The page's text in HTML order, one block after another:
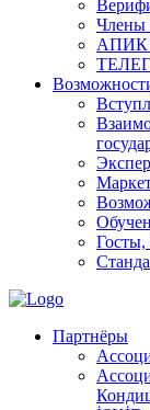
АПИК
Партнёры